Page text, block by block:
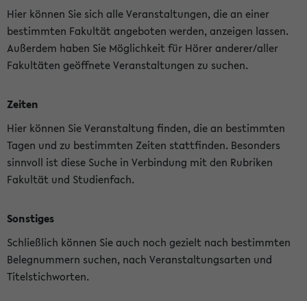
Hier können Sie sich alle Veranstaltungen, die an einer
bestimmten Fakultät angeboten werden, anzeigen lassen.
Außerdem haben Sie Möglichkeit für Hörer anderer/aller
Fakultäten geöffnete Veranstaltungen zu suchen.
Zeiten
Hier können Sie Veranstaltung finden, die an bestimmten
Tagen und zu bestimmten Zeiten stattfinden. Besonders
sinnvoll ist diese Suche in Verbindung mit den Rubriken
Fakultät und Studienfach.
Sonstiges
Schließlich können Sie auch noch gezielt nach bestimmten
Belegnummern suchen, nach Veranstaltungsarten und
Titelstichworten.